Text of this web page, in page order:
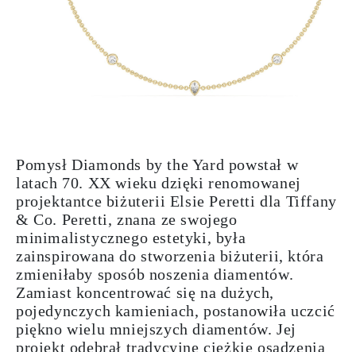
Pomysł Diamonds by the Yard powstał w
latach 70. XX wieku dzięki renomowanej
projektantce biżuterii Elsie Peretti dla Tiffany
& Co. Peretti, znana ze swojego
minimalistycznego estetyki, była
zainspirowana do stworzenia biżuterii, która
zmieniłaby sposób noszenia diamentów.
Zamiast koncentrować się na dużych,
pojedynczych kamieniach, postanowiła uczcić
piękno wielu mniejszych diamentów. Jej
projekt odebrał tradycyjne ciężkie osadzenia